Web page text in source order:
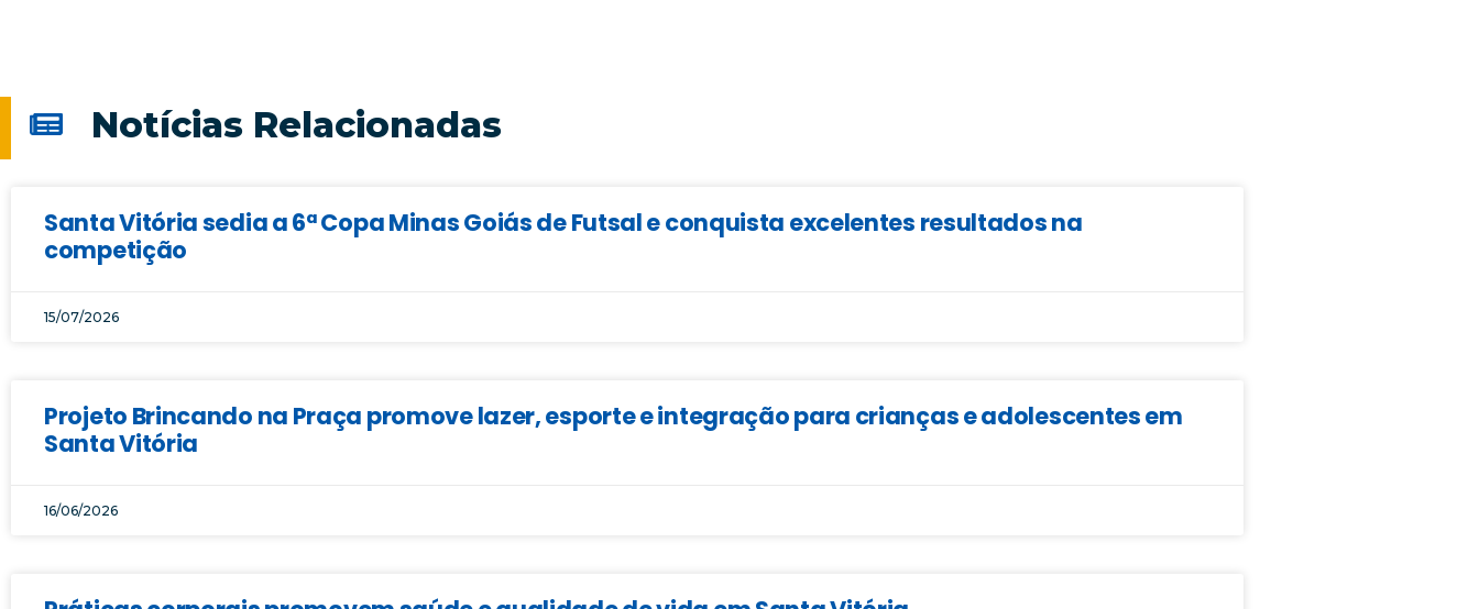
Notícias Relacionadas
Santa Vitória sedia a 6ª Copa Minas Goiás de Futsal e conquista excelentes resultados na
competição
15/07/2026
Projeto Brincando na Praça promove lazer, esporte e integração para crianças e adolescentes em
Santa Vitória
16/06/2026